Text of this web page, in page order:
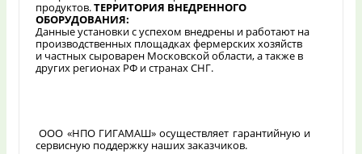
продуктов.ТЕРРИТОРИЯ ВНЕДРЕННОГО
ОБОРУДОВАНИЯ:
Данные установки с успехом внедрены и работают на
производственных площадках фермерских хозяйств
и частных сыроварен Московской области, а также в
других регионах РФ и странах СНГ.
ООО «НПО ГИГАМАШ» осуществляет гарантийную и
сервисную поддержку наших заказчиков.